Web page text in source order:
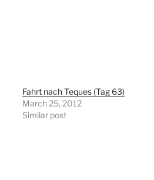
Fahrt nach Teques (Tag 63)
March 25, 2012
Similar post